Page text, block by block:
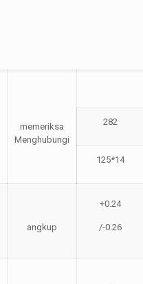
memeriksa
Menghubungi
282
125*14
angkup
+0.24
/-0.26